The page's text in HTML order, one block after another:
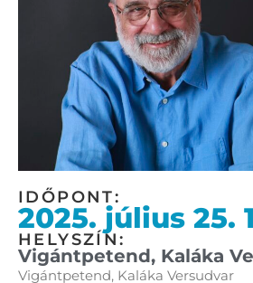
IDŐPONT:
2025. július 25.
HELYSZÍN:
Vigántpetend, Kaláka
Vigántpetend, Kaláka Versudvar